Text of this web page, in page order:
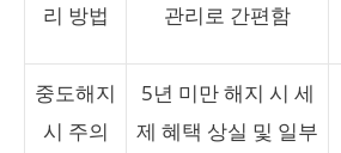
리 방법
관리로 간편함
중도해지
시 주의
5년 미만 해지 시 세
제 혜택 상실 및 일부